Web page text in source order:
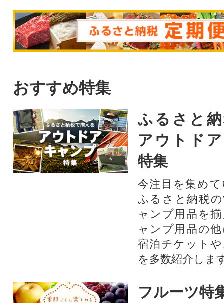
おすすめ特集
ふるさと
アウトド
特集
今注目を集め
ふるさと納税
ャンプ用品を
ャンプ用品の
宿泊チケット
を多数紹介しま
フルーツ特